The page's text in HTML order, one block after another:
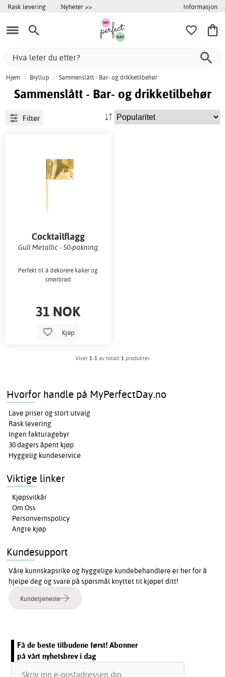
Rask levering Nyheter >> Informasjon
Hjem > Bryllup > Sammenslått - Bar- og drikketilbehør
Sammenslått - Bar- og drikketilbehør
Filter
Cocktailflagg
Gull Metallic - 50-pakning
Perfekt til å dekorere kaker og
smørbrød
31 NOK
Kjøp
Viser 1-1 av totalt 1 produkter
Hvorfor handle på MyPerfectDay.no
Lave priser og stort utvalg
Rask levering
Ingen fakturagebyr
30 dagers åpent kjøp
Hyggelig kundeservice
Viktige linker
Kjøpsvilkår
Om Oss
Personvernspolicy
Angre kjøp
Kundesupport
Våre kunnskapsrike og hyggelige kundebehandlere er her for å
hjelpe deg og svare på spørsmål knyttet til kjøpet ditt!
Kundetjeneste
Få de beste tilbudene først! Abonner
på vårt nyhetsbrev i dag